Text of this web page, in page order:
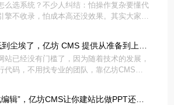
么选系统？不少人纠结：怕操作复杂要懂代
擎不收录，怕成本高还没效果。其实大家想
尘埃了，亿坊 CMS 提供从准备到上线
站已经没有门槛了，因为随着技术的发展，
代码，不用找专业的团队，靠亿坊CMS，
辑”，亿坊CMS让你建站比做PPT还简